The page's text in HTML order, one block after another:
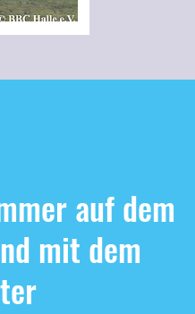
auf dem
mit dem